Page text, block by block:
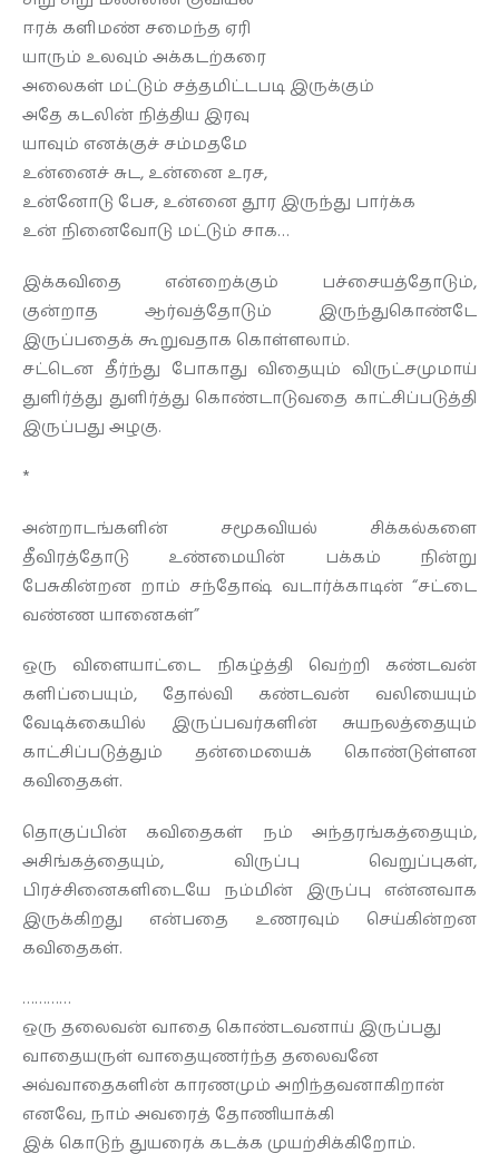
ஈரக் களிமண் சமைந்த ஏரி
யாரும் உலவும் அக்கடற்கரை
அலைகள் மட்டும் சத்தமிட்டபடி இருக்கும்
அதே கடலின் நித்திய இரவு
யாவும் எனக்குச் சம்மதமே
உன்னைச் சுட, உன்னை உரச,
உன்னோடு பேச, உன்னை தூர இருந்து பார்க்க
உன் நினைவோடு மட்டும் சாக…
இக்கவிதை என்றைக்கும் பச்சையத்தோடும்,
குன்றாத ஆர்வத்தோடும் இருந்துகொண்டே
இருப்பதைக் கூறுவதாக கொள்ளலாம்.
சட்டென தீர்ந்து போகாது விதையும் விருட்சமுமாய்
துளிர்த்து துளிர்த்து கொண்டாடுவதை காட்சிப்படுத்தி
இருப்பது அழகு.
*
அன்றாடங்களின் சமூகவியல் சிக்கல்களை
தீவிரத்தோடு உண்மையின் பக்கம் நின்று
பேசுகின்றன றாம் சந்தோஷ் வடார்க்காடின் “சட்டை
வண்ண யானைகள்”
ஒரு விளையாட்டை நிகழ்த்தி வெற்றி கண்டவன்
களிப்பையும், தோல்வி கண்டவன் வலியையும்
வேடிக்கையில் இருப்பவர்களின் சுயநலத்தையும்
காட்சிப்படுத்தும் தன்மையைக் கொண்டுள்ளன
கவிதைகள்.
தொகுப்பின் கவிதைகள் நம் அந்தரங்கத்தையும்,
அசிங்கத்தையும், விருப்பு வெறுப்புகள்,
பிரச்சினைகளிடையே நம்மின் இருப்பு என்னவாக
இருக்கிறது என்பதை உணரவும் செய்கின்றன
கவிதைகள்.
…………
ஒரு தலைவன் வாதை கொண்டவனாய் இருப்பது
வாதையருள் வாதையுணர்ந்த தலைவனே
அவ்வாதைகளின் காரணமும் அறிந்தவனாகிறான்
எனவே, நாம் அவரைத் தோணியாக்கி
இக் கொடுந் துயரைக் கடக்க முயற்சிக்கிறோம்.